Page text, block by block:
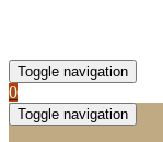
Toggle navigation
0
Toggle navigation